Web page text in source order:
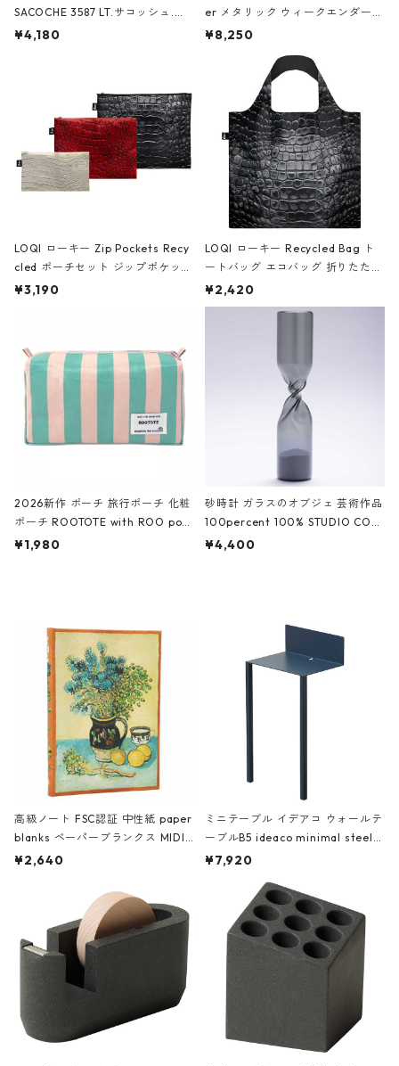
SACOCHE 3587 LT.サコッシュ.ル
ミエ-B ショルダーバッグ グロスピ
¥4,180
er メタリック ウィークエンダー
ボストンバッグ ショルダーバッグ
Black ジャン=ミッシェル・バスキ
ア/クラウン ブラック
¥8,250
LOQI ローキー Zip Pockets Recy
cled ポーチセット ジップポケット
ファスナーポーチ 撥水加工 トラベ
ーガンディー、オフホワイト
¥3,190
LOQI ローキー Recycled Bag ト
ートバッグ エコバッグ 折りたたみ
大きめ 撥水加工 収納ポーチ CRO
CODILE/Black クロコダイル/ブラ
¥2,420
2026新作 ポーチ 旅行ポーチ 化粧
ポーチ ROOTOTE with ROO pou
ch 3532 ルートート WR.ポーチ.ラ
¥1,980
砂時計 ガラスのオブジェ 芸術作品
100percent 100% STUDIO COH
AKU Timeless 100パーセント ス
¥4,400
高級ノート FSC認証 中性紙 paper
blanks ペーパーブランクス MIDI
ハードカバー 罫線 ヴァン・ゴッホ
¥2,640
ミニテーブル イデアコ ウォールテ
ーブルB5 ideaco minimal steel f
urniture WALL Table B5 ネイビー
¥7,920